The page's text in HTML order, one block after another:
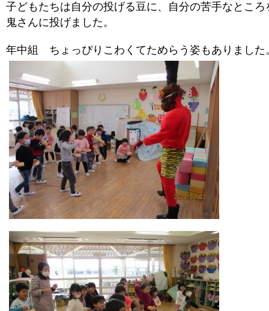
子どもたちは自分の投げる豆に、自分の苦手なところ
鬼さんに投げました。
年中組 ちょっぴりこわくてためらう姿もありました